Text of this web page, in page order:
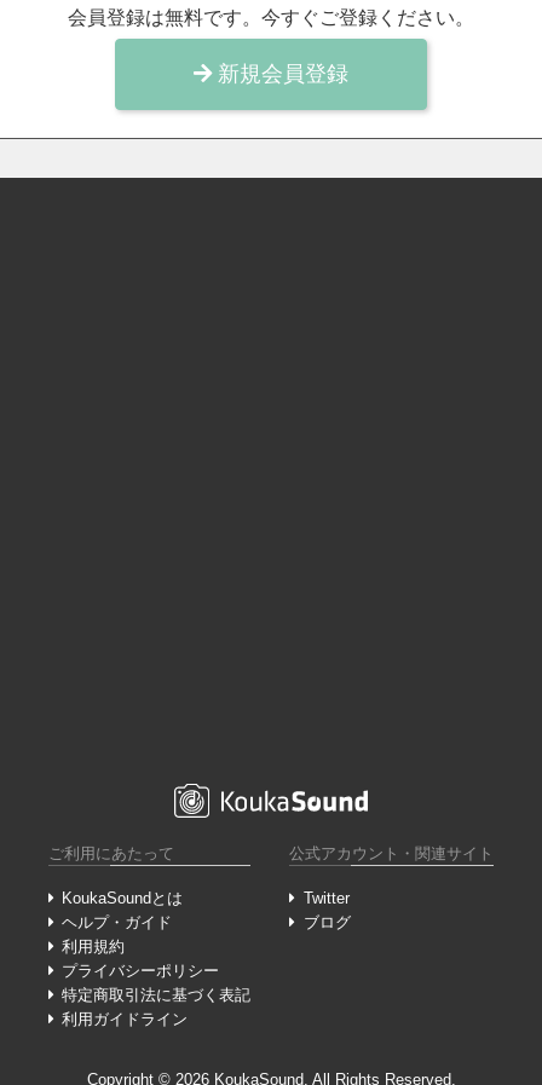
会員登録は無料です。今すぐご登録ください。
新規会員登録
ご利用にあたって
KoukaSoundとは
ヘルプ・ガイド
利用規約
プライバシーポリシー
特定商取引法に基づく表記
利用ガイドライン
公式アカウント・関連サイト
Twitter
ブログ
Copyright ©︎ 2026 KoukaSound. All Rights Reserved.